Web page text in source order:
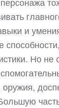
и
Но не